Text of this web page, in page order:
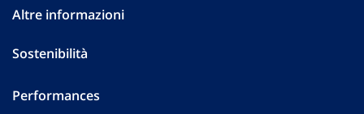
Altre informazioni
Sostenibilità
Performances